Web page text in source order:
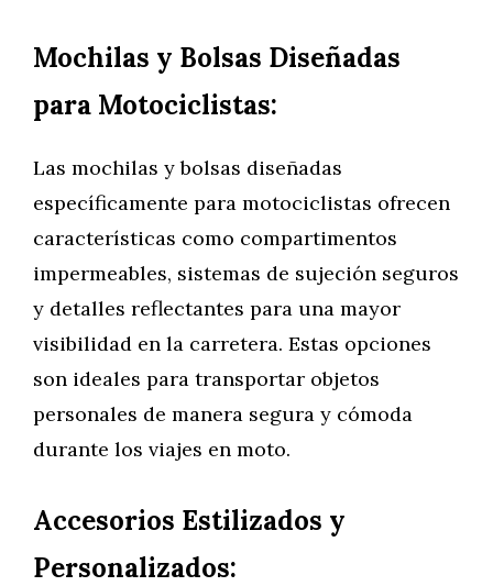
Mochilas y Bolsas Diseñadas
para Motociclistas:
Las mochilas y bolsas diseñadas
específicamente para motociclistas ofrecen
características como compartimentos
impermeables, sistemas de sujeción seguros
y detalles reflectantes para una mayor
visibilidad en la carretera. Estas opciones
son ideales para transportar objetos
personales de manera segura y cómoda
durante los viajes en moto.
Accesorios Estilizados y
Personalizados: